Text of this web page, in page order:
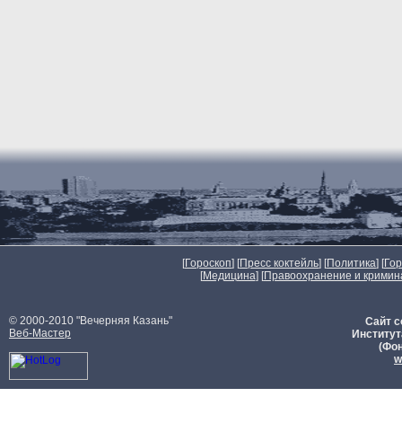
[Гороскоп] [Пресс коктейль] [Политика] [
[Медицина] [Правоохранение и
© 2000-2010 "Вечерняя Казань"
Веб-Мастер
Сайт